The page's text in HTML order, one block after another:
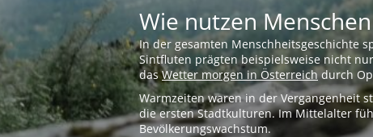
Wie nutzen
In der gesamten Menschheitsgeschichte
Sintfluten prägten beispielsweise nicht
dasWetter morgen in Österreichdurch
Warmzeiten waren in der Vergangenheit
die ersten Stadtkulturen. Im Mittelalter
Bevölkerungswachstum.